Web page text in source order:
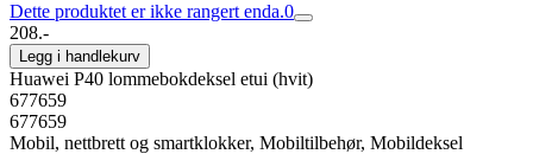
Dette produktet er ikke rangert enda.0
208.-
Legg i handlekurv
Huawei P40 lommebokdeksel etui (hvit)
677659
677659
Mobil, nettbrett og smartklokker, Mobiltilbehør, Mobildeksel